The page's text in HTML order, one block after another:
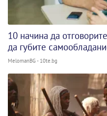
10 начина да
да губите
MelomanBG - 10te.bg